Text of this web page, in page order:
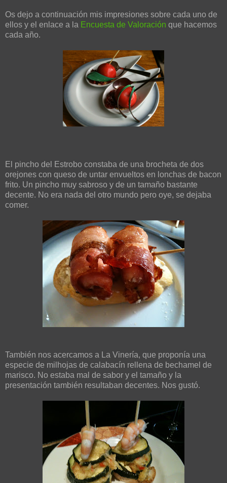
Os dejo a continuación mis impresiones sobre cada uno de
ellos y el enlace a la Encuesta de Valoración que hacemos
cada año.
El pincho del Estrobo constaba de una brocheta de dos
orejones con queso de untar envueltos en lonchas de bacon
frito. Un pincho muy sabroso y de un tamaño bastante
decente. No era nada del otro mundo pero oye, se dejaba
comer.
También nos acercamos a La Vinería, que proponía una
especie de milhojas de calabacín rellena de bechamel de
marisco. No estaba mal de sabor y el tamaño y la
presentación también resultaban decentes. Nos gustó.